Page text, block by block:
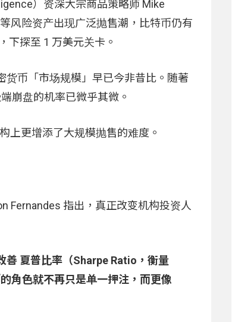
）资深大宗商品策略师 Mike
风险资产出现广泛抛售潮，比特币仍有
下探至 1 万美元关卡。
货币「市场规模」早已今非昔比。随著
崩盘的机率已微乎其微。
上更增添了大规模抛售的难度。
Fernandes 指出，真正改变机构投资人
善 夏普比率（Sharpe Ratio，衡量
角色就不再只是单一押注，而更像